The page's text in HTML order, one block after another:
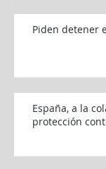
Piden detener
España, a la
protección